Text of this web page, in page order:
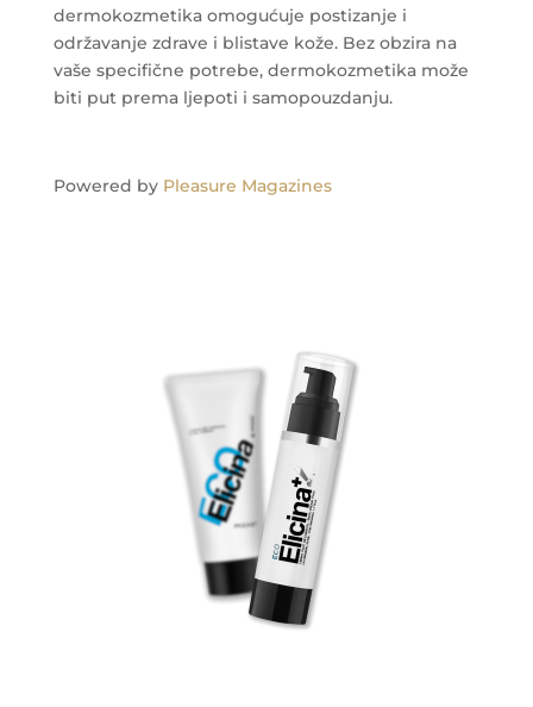
dermokozmetika omogućuje postizanje i
održavanje zdrave i blistave kože. Bez obzira na
vaše specifične potrebe, dermokozmetika može
biti put prema ljepoti i samopouzdanju.
Powered by Pleasure Magazines